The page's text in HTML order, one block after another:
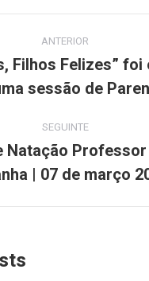
ANTERIOR
post:
Filhos Felizes” foi
sessão de
SEGUINTE
post:
Natação
| 07 de março